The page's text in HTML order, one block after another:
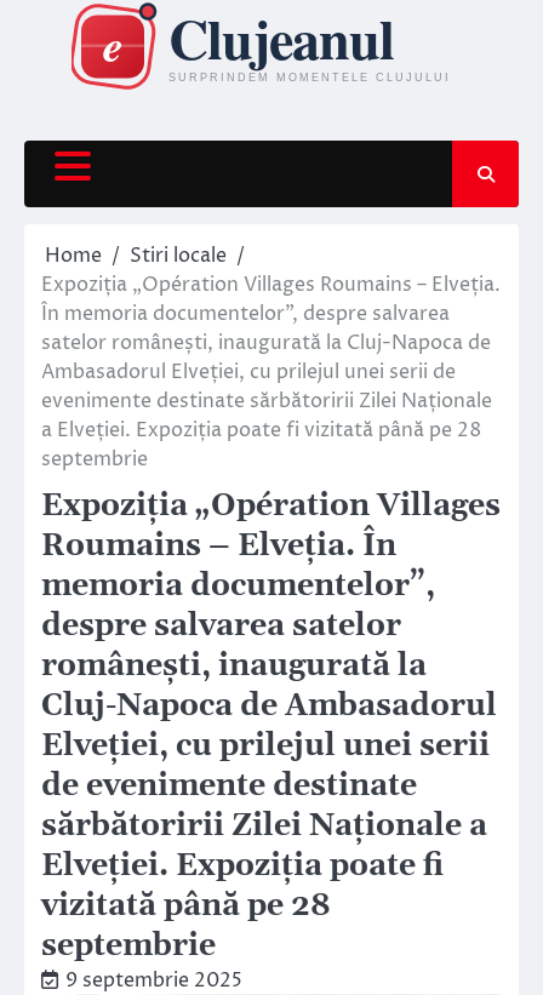
content
Home
Stiri locale
Expoziția „Opération Villages Roumains – Elveția.
În memoria documentelor”, despre salvarea
satelor românești, inaugurată la Cluj-Napoca de
Ambasadorul Elveției, cu prilejul unei serii de
evenimente destinate sărbătoririi Zilei Naționale
a Elveției. Expoziția poate fi vizitată până pe 28
septembrie
Expoziția „Opération Villages
Roumains – Elveția. În
memoria documentelor”,
despre salvarea satelor
românești, inaugurată la
Cluj-Napoca de Ambasadorul
Elveției, cu prilejul unei serii
de evenimente destinate
sărbătoririi Zilei Naționale a
Elveției. Expoziția poate fi
vizitată până pe 28
septembrie
9 septembrie 2025